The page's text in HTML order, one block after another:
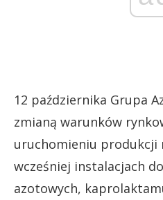
12 października Grupa
zmianą warunków
uruchomieniu produkcji
wcześniej instalacjach
azotowych,